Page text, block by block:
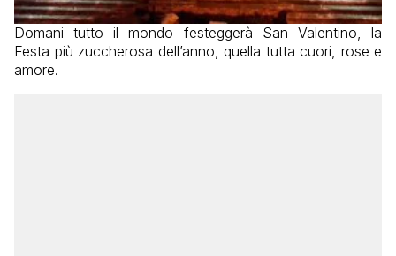
Domani tutto il mondo festeggerà San Valentino, la
Festa più zuccherosa dell’anno, quella tutta cuori, rose e
amore.